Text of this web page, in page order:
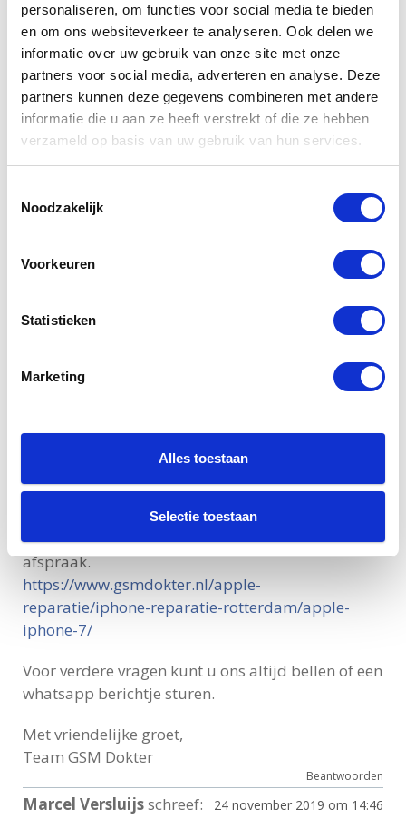
personaliseren, om functies voor social media te bieden
en om ons websiteverkeer te analyseren. Ook delen we
informatie over uw gebruik van onze site met onze
partners voor social media, adverteren en analyse. Deze
partners kunnen deze gegevens combineren met andere
informatie die u aan ze heeft verstrekt of die ze hebben
verzameld op basis van uw gebruik van hun services.
Noodzakelijk
Voorkeuren
Statistieken
Marketing
Alles toestaan
Selectie toestaan
Team GSM Dokter
Beantwoorden
Deniz schreef: 11 september 2019 om 09:06
Ik denk dat mijn audio chip van mijn iphone 7
kapot is kan ik vrijdag langs komen om het te
laten vervangen en mijn vraag is hoeveel zal dat
Beantwoorden
Bedankt voor uw bericht!
Vervelend dat de Audio niet naar behoren werkt
van uw iPhone 7. Zo een chip reparatie kost €159
kunt daarbij kiezen voor onderzoek. Wij gebruiken
uitsluitend originele chip voor de reparatie en
gerepareerde onderdeel.
Klik op de volgende link voor het maken van een
afspraak.
https://www.gsmdokter.nl/apple-
reparatie/iphone-reparatie-rotterdam/apple-
iphone-7/
Voor verdere vragen kunt u ons altijd bellen of een
whatsapp berichtje sturen.
Met vriendelijke groet,
Team GSM Dokter
Beantwoorden
Marcel Versluijsschreef: 24 november 2019 om 14:46